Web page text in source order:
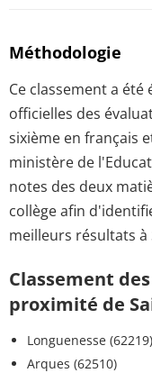
Méthodologie
Ce classement a
officielles des
sixième en français
ministère de
notes des deux
collège afin
meilleurs résultats à
Classement
proximité de
Longuenesse (62219)
Arques (62510)